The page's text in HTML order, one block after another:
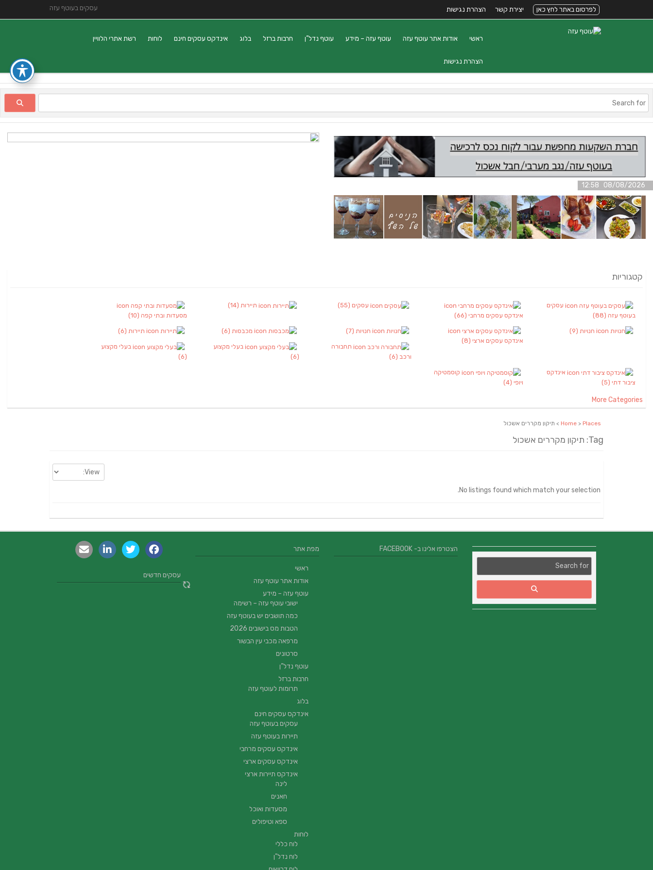
עסקים בעוטף עזה לפרסום באתר לחץ כאן יצירת קשר הצהרת נגישות
ראשי אודות אתר עוטף עזה עוטף עזה – מידע עוטף נדל”ן חרבות ברזל בלוג אינדקס עסקים חינם לוחות רשת אתרי הלוויין
הצהרת נגישות
08/08/2026 12:58
קטגוריות
עסקים
בעוטף עזה (88) אינדקס עסקים מרחבי (66)
עסקים (55) תיירות (14)
מסעדות ובתי קפה (10)
חנויות (9)
אינדקס עסקים ארצי (8)
חנויות (7) מכבסות (6) תיירות (6)
תחבורה
ורכב (6)
בעלי מקצוע
(6)
בעלי מקצוע
(6)
אינדקס
ציבור דתי (5)
קוסמטיקה
ויופי (4)
More Categories
Home > Places > תיקון מקררים אשכול
Tag: תיקון מקררים אשכול
No listings found which match your selection.
עסקים חדשים
מפת אתר
ראשי
אודות אתר עוטף עזה
עוטף עזה – מידע
ישובי עוטף עזה – רשימה
כמה תושבים יש בעוטף עזה
הטבות מס בישובים 2026
מרפאה מכבי עין הבשור
סרטונים
עוטף נדל”ן
חרבות ברזל
תרומות לעוטף עזה
בלוג
אינדקס עסקים חינם
עסקים בעוטף עזה
תיירות בעוטף עזה
אינדקס עסקים מרחבי
אינדקס עסקים ארצי
אינדקס תיירות ארצי
לינה
חאנים
מסעדות ואוכל
ספא וטיפולים
לוחות
לוח כללי
לוח נדל"ן
הצטרפו אלינו ב- FACEBOOK